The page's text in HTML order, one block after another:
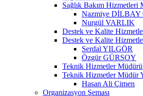
Sağlık Bakım Hizmetleri
Nazmiye DİLBAY
Nurgül VARLIK
Destek ve Kalite
Destek ve Kalite
Serdal YILGÖR
Özgür GÜRSOY
Teknik Hizmetler Müdürü
Teknik Hizmetler Müdür
Hasan Ali Çimen
Organizasyon Şeması